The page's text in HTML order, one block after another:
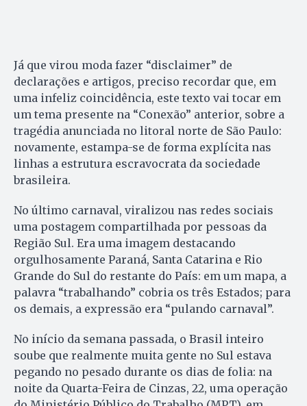
Já que virou moda fazer “disclaimer” de
declarações e artigos, preciso recordar que, em
uma infeliz coincidência, este texto vai tocar em
um tema presente na “Conexão” anterior, sobre a
tragédia anunciada no litoral norte de São Paulo:
novamente, estampa-se de forma explícita nas
linhas a estrutura escravocrata da sociedade
brasileira.
No último carnaval, viralizou nas redes sociais
uma postagem compartilhada por pessoas da
Região Sul. Era uma imagem destacando
orgulhosamente Paraná, Santa Catarina e Rio
Grande do Sul do restante do País: em um mapa, a
palavra “trabalhando” cobria os três Estados; para
os demais, a expressão era “pulando carnaval”.
No início da semana passada, o Brasil inteiro
soube que realmente muita gente no Sul estava
pegando no pesado durante os dias de folia: na
noite da Quarta-Feira de Cinzas, 22, uma operação